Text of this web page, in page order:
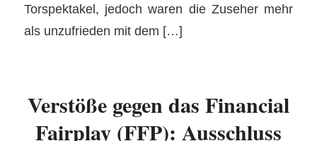
Torspektakel, jedoch waren die Zuseher mehr
als unzufrieden mit dem […]
Verstöße gegen das Financial
Fairplay (FFP): Ausschluss